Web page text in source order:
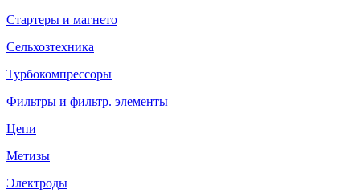
Стартеры и магнето
Сельхозтехника
Турбокомпрессоры
Фильтры и фильтр. элементы
Цепи
Метизы
Электроды